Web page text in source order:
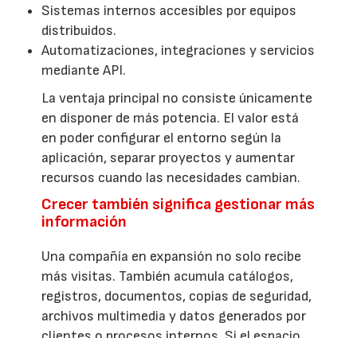
Sistemas internos accesibles por equipos
distribuidos.
Automatizaciones, integraciones y servicios
mediante API.
La ventaja principal no consiste únicamente
en disponer de más potencia. El valor está
en poder configurar el entorno según la
aplicación, separar proyectos y aumentar
recursos cuando las necesidades cambian.
Crecer también significa gestionar más
información
Una compañía en expansión no solo recibe
más visitas. También acumula catálogos,
registros, documentos, copias de seguridad,
archivos multimedia y datos generados por